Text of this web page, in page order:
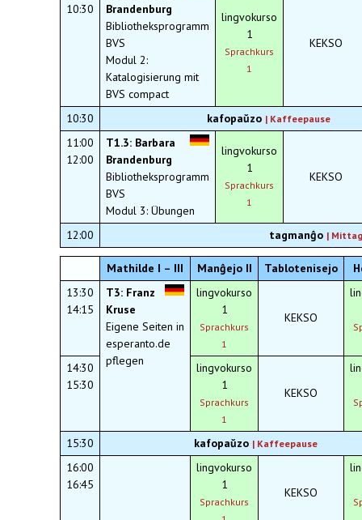
10:30
Brandenburg
Bibliotheksprogramm
BVS
Modul 2:
Katalogisierung mit
BVS compact
lingvokurso
1
Sprachkurs
1
KEKSO
10:30 kafopaŭzo | Kaffeepause
11:00
12:00
T1.3: Barbara
Brandenburg
Bibliotheksprogramm
BVS
Modul 3: Übungen
lingvokurso
1
Sprachkurs
1
KEKSO
12:00 tagmanĝo | Mittag
Mathilde I – III Manĝejo II Tablotenisejo
13:30
14:15
T3: Franz
Kruse
Eigene Seiten in
esperanto.de
pflegen
lingvokurso
1
Sprachkurs
1
KEKSO
14:30
15:30
lingvokurso
1
Sprachkurs
1
KEKSO
15:30 kafopaŭzo | Kaffeepause
16:00
16:45
lingvokurso
1
Sprachkurs
KEKSO